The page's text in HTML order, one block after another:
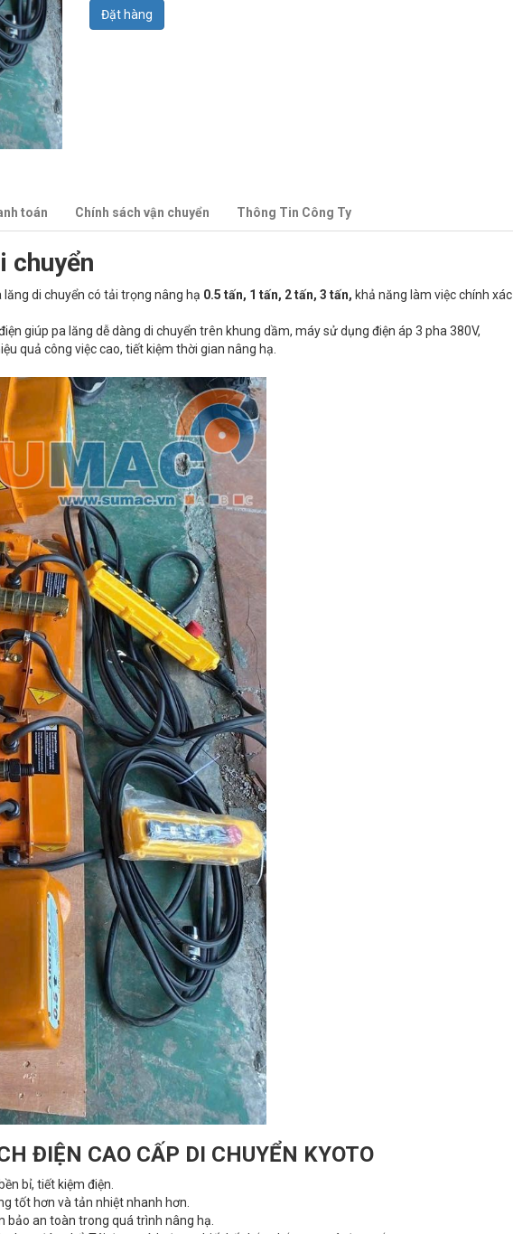
Đặt hàng
toán Chính sách vận chuyển Thông Tin Công Ty
chuyển
di chuyển có tải trọng nâng hạ 0.5 tấn, 1 tấn, 2 tấn, 3 tấn, khả năng làm việc chính xác
giúp pa lăng dễ dàng di chuyển trên khung dầm, máy sử dụng điện áp 3 pha 380V,
quả công việc cao, tiết kiệm thời gian nâng hạ.
ĐIỆN CAO CẤP DI CHUYỂN KYOTO
bỉ, tiết kiệm điện.
tốt hơn và tản nhiệt nhanh hơn.
an toàn trong quá trình nâng hạ.